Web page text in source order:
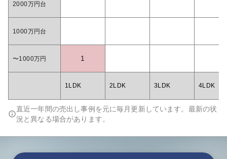
2000万円台
1000万円台
〜1000万円 1
1LDK 2LDK 3LDK 4LDK
直近一年間の売出し事例を元に毎月更新しています。最新の状
況と異なる場合があります。